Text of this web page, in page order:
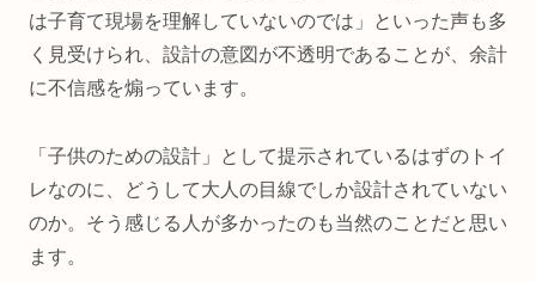
は子育て現場を理解していないのでは」といった声も多
く見受けられ、設計の意図が不透明であることが、余計
に不信感を煽っています。
「子供のための設計」として提示されているはずのトイ
レなのに、どうして大人の目線でしか設計されていない
のか。そう感じる人が多かったのも当然のことだと思い
ます。